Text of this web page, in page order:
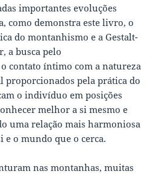
importantes evoluções
como demonstra este livro, o
do montanhismo e a Gestalt-
a busca pelo
contato íntimo com a natureza
proporcionados pela prática do
o indivíduo em posições
melhor a si mesmo e
uma relação mais harmoniosa
e o mundo que o cerca.
nas montanhas, muitas